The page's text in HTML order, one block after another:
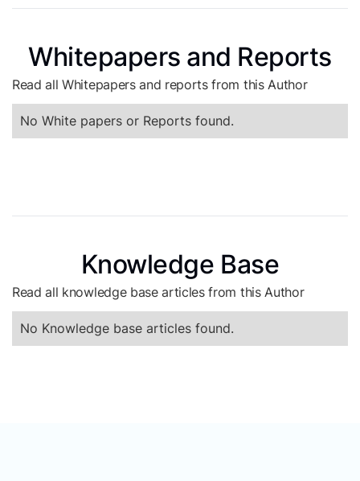
Whitepapers and Reports
Read all Whitepapers and reports from this Author
No White papers or Reports found.
Knowledge Base
Read all knowledge base articles from this Author
No Knowledge base articles found.